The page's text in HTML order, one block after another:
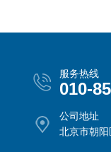
服务热线
010-
公司地址
北京市朝